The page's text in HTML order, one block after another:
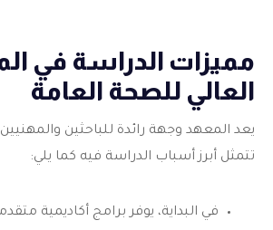
مميزات الدراسة في
العالي للصحة العامة
يعد المعهد وجهة رائدة للباحثين
تتمثل أبرز أسباب الدراسة فيه كما يلي:
في البداية، يوفر برامج أكاديمية